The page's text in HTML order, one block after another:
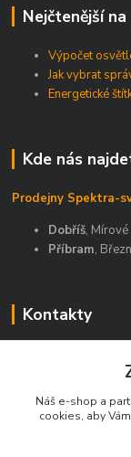
Nejčtenější
Výpočet
Jak vybrat
Energetické
Kde nás
Prodejny Spektra-
Dobříš,
Příbram,
Kontakty
+420 603 811
spektra-
Náš e-shop a
cookies, aby